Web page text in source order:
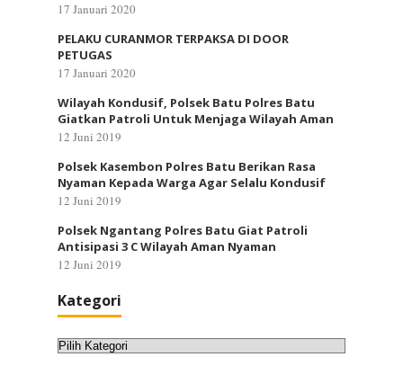
17 Januari 2020
PELAKU CURANMOR TERPAKSA DI DOOR
PETUGAS
17 Januari 2020
Wilayah Kondusif, Polsek Batu Polres Batu
Giatkan Patroli Untuk Menjaga Wilayah Aman
12 Juni 2019
Polsek Kasembon Polres Batu Berikan Rasa
Nyaman Kepada Warga Agar Selalu Kondusif
12 Juni 2019
Polsek Ngantang Polres Batu Giat Patroli
Antisipasi 3 C Wilayah Aman Nyaman
12 Juni 2019
Kategori
Kategori